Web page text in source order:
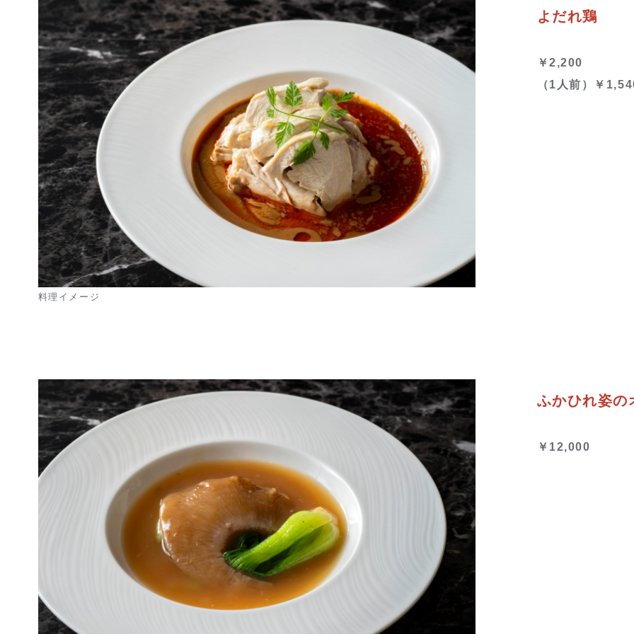
料理イメージ
よだれ鶏
￥2,200
（1人前）￥
ふかひれ姿の
￥12,000